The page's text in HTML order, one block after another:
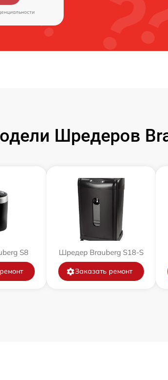
Шредеров
S8 Шредер Brauberg S18-S
Заказать ремонт